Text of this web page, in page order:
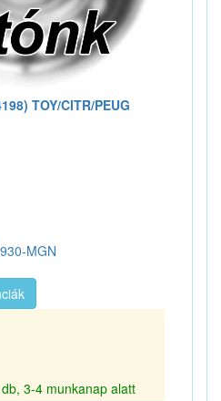
TOY/CITR/PEUG
MGN
3-4 munkanap alatt